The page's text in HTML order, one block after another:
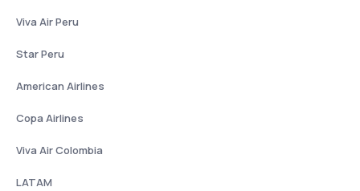
Viva Air Peru
Star Peru
American Airlines
Copa Airlines
Viva Air Colombia
LATAM